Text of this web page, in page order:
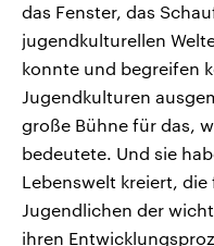
das Fenster, das
jugendkulturellen
konnte und begreifen
Jugendkulturen
große Bühne für das,
bedeutete. Und sie
Lebenswelt kreiert,
Jugendlichen der
ihren